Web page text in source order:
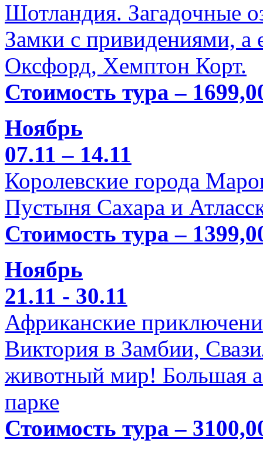
Шотландия. Загадочные
Замки с привидениями,
Оксфорд, Хемптон Корт.
Стоимость тура –
Ноябрь
07.11 – 14.11
Королевские города
Пустыня Сахара и
Стоимость тура –
Ноябрь
21.11 - 30.11
Африканские
Виктория в Замбии,
животный мир! Большая
парке
Стоимость тура –